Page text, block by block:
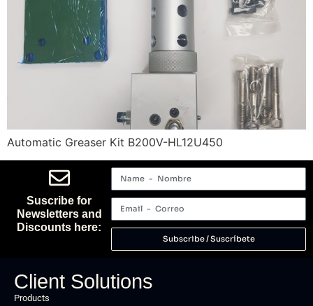
Automatic Greaser Kit B200V-HL12U450
Suscribe for
Newsletters and
Discounts here:
Subscribe / Suscríbete
Client Solutions
Products